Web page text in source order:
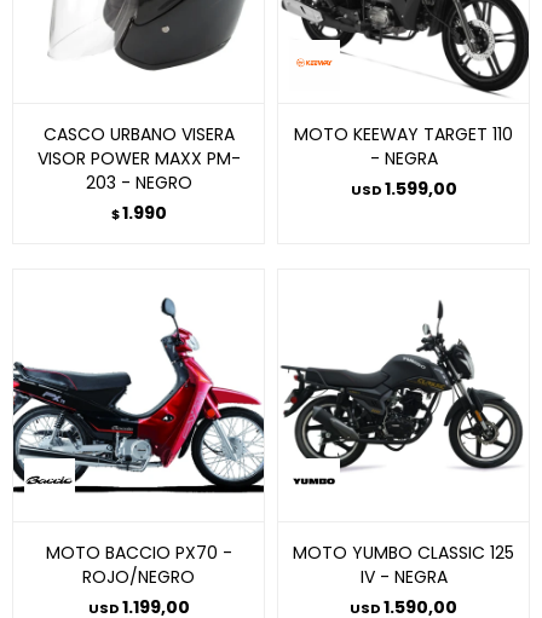
CASCO URBANO VISERA
VISOR POWER MAXX PM-
203 - NEGRO
$1.990
MOTO KEEWAY TARGET 110
- NEGRA
USD1.599,00
MOTO BACCIO PX70 -
ROJO/NEGRO
USD1.199,00
MOTO YUMBO CLASSIC 125
IV - NEGRA
USD1.590,00